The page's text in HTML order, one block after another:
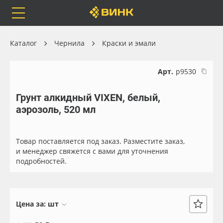
Каталог
Бренды
Оплата
Весь каталог
Самоклеящиеся плёнки
Чернила
Каталог Чернила Краски и эмали
Арт. р9530
Грунт алкидный VIXEN, белый,
аэрозоль, 520 мл
Товар поставляется под заказ. Разместите заказ,
и менеджер свяжется с вами для уточнения
подробностей.
Цена за: шт